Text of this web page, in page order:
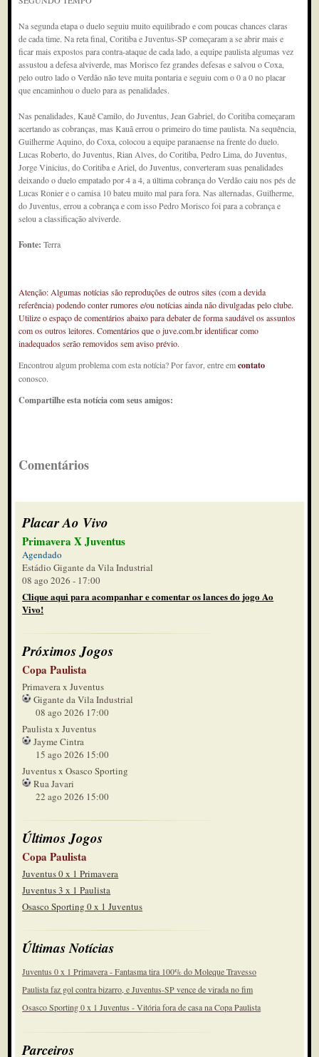
Na segunda etapa o duelo seguiu muito equilibrado e com poucas chances claras
de cada time. Na reta final, Coritiba e Juventus-SP começaram a se abrir mais e
ficar mais expostos para contra-ataque de cada lado, a equipe paulista algumas vez
assustou a defesa alviverde, mas Morisco fez grandes defesas e salvou o Coxa,
pelo outro lado o Verdão não teve muita pontaria e seguiu com o 0 a 0 no placar
que encaminhou o duelo para as penalidades.
Nas penalidades, Kauê Camilo, do Juventus, Jean Gabriel, do Coritiba começaram
acertando as cobranças, mas Kauã errou o primeiro do time paulista. Na sequência,
Guilherme Aquino, do Coxa, colocou a equipe paranaense na frente do duelo.
Lucas Roberto, do Juventus, Rian Alves, do Coritiba, Pedro Lima, do Juventus,
Jorge Vinicius, do Coritiba e Ariel, do Juventus, converteram suas penalidades
deixando o duelo empatado por 4 a 4, a última cobrança do Verdão caiu nos pés de
Lucas Ronier e o camisa 10 bateu muito mal para fora. Nas alternadas, Guilherme,
do Juventus, errou a cobrança e com isso Pedro Morisco foi para a cobrança e
selou a classificação alviverde.
Fonte:Terra
Atenção: Algumas notícias são reproduções de outros sites (com a devida
referência) podendo conter rumores e/ou notícias ainda não divulgadas pelo clube.
Utilize o espaço de comentários abaixo para debater de forma saudável os assuntos
com os outros leitores. Comentários que o juve.com.br identificar como
inadequados serão removidos sem aviso prévio.
Encontrou algum problema com esta notícia? Por favor, entre emcontato
conosco.
Compartilhe esta notícia com seus amigos:
Comentários
Placar Ao Vivo
Primavera X Juventus
Agendado
Estádio Gigante da Vila Industrial
08 ago 2026 - 17:00
Clique aqui para acompanhar e comentar os lances do jogo Ao
Vivo!
Próximos Jogos
Copa Paulista
Primavera x Juventus
Gigante da Vila Industrial
08 ago 2026 17:00
Paulista x Juventus
Jayme Cintra
15 ago 2026 15:00
Juventus x Osasco Sporting
Rua Javari
22 ago 2026 15:00
Últimos Jogos
Copa Paulista
Juventus 0 x 1 Primavera
Juventus 3 x 1 Paulista
Osasco Sporting 0 x 1 Juventus
Últimas Notícias
Juventus 0 x 1 Primavera - Fantasma tira 100% do Moleque Travesso
Paulista faz gol contra bizarro, e Juventus-SP vence de virada no fim
Osasco Sporting 0 x 1 Juventus - Vitória fora de casa na Copa Paulista
Parceiros